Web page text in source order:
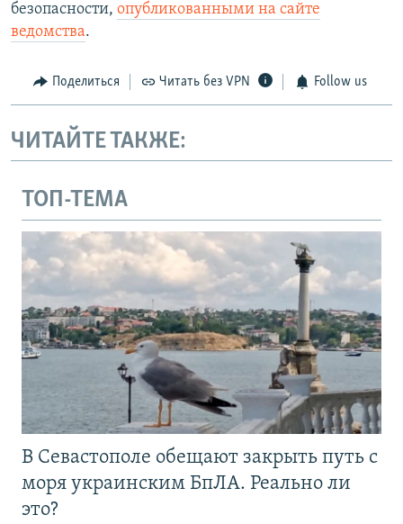
безопасности, опубликованными на сайте
ведомства.
Поделиться Читать без VPN Follow us
ЧИТАЙТЕ ТАКЖЕ:
ТОП-ТЕМА
В Севастополе обещают закрыть путь с
моря украинским БпЛА. Реально ли
это?